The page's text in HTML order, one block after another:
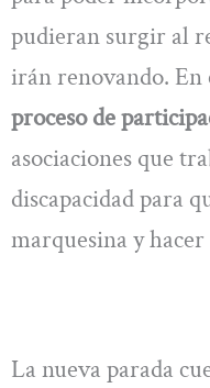
pudieran surgir al
irán renovando. En
proceso de
asociaciones que
discapacidad para
marquesina y
La nueva parada